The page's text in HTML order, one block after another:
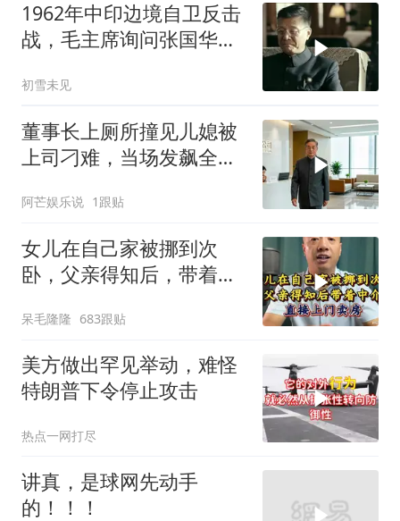
1962年中印边境自卫反击
战，毛主席询问张国华能
初雪未见
董事长上厕所撞见儿媳被
上司刁难，当场发飙全场
阿芒娱乐说 1跟贴
女儿在自己家被挪到次
卧，父亲得知后，带着中
呆毛隆隆 683跟贴
美方做出罕见举动，难怪
特朗普下令停止攻击
热点一网打尽
讲真，是球网先动手
的！！！